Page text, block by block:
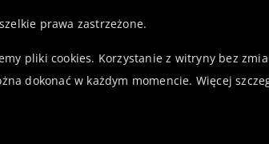
prawa zastrzeżone.
pliki cookies. Korzystanie z witryny bez
dokonać w każdym momencie. Więcej